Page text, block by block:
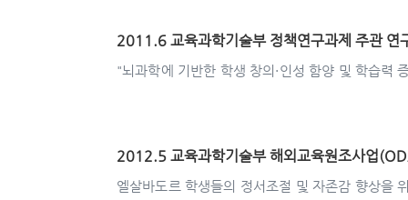
2011.6 교육과학기술부 정책연구과제 주관 연
"뇌과학에 기반한 학생 창의·인성 함양 및 학습력
2012.5 교육과학기술부 해외교육원조사업
엘살바도르 학생들의 정서조절 및 자존감 향상을